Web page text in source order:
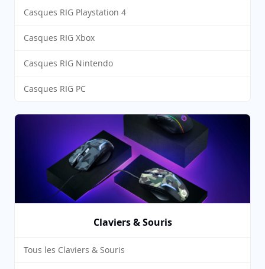
Casques RIG Playstation 4
Casques RIG Xbox
Casques RIG Nintendo
Casques RIG PC
Claviers & Souris
Tous les Claviers & Souris